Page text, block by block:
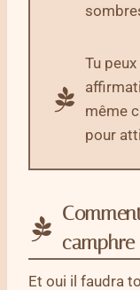
Tu
même
pour
camphre
Et oui il faudra